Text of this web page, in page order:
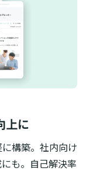
上に
構築。社内向け
も。自己解決率